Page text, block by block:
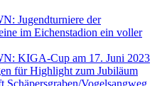
Jugendturniere der
im Eichenstadion ein voller
KIGA-Cup am 17. Juni 2023
für Highlight zum Jubiläum
Schäpersgraben/Vogelsangweg